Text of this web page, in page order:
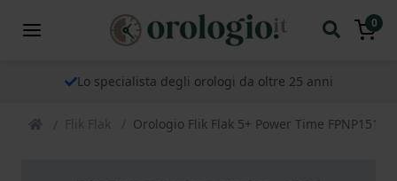
0
Lo specialista degli orologi da oltre 25 anni
Flik Flak Orologio Flik Flak 5+ Power Time FPNP151